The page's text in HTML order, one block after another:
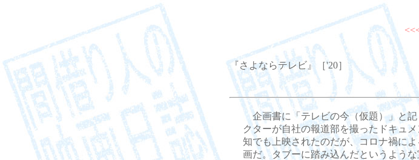
『さよならテレビ』［'20］
企画書に「テレビの今（仮題）」と記
クターが自社の報道部を撮ったドキュ
知でも上映されたのだが、コロナ禍に
画だ。タブーに踏み込んだというよう